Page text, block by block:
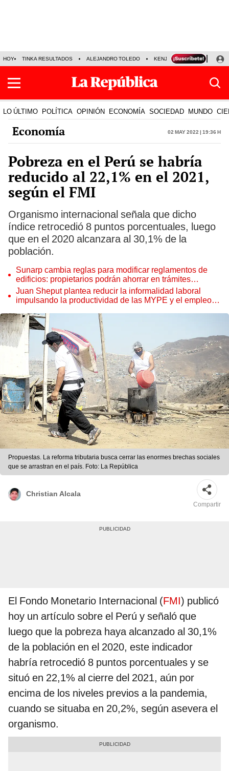
HOY TINKA RESULTADOS ALEJANDRO TOLEDO KENJI FUJIMORI
LO ÚLTIMO POLÍTICA OPINIÓN ECONOMÍA SOCIEDAD MUNDO
Economía 02 May 2022 | 19:36 h
Pobreza en el Perú se habría
reducido al 22,1% en el 2021,
según el FMI
Organismo internacional señala que dicho
índice retrocedió 8 puntos porcentuales, luego
que en el 2020 alcanzara al 30,1% de la
población.
Sunarp cambia reglas para modificar reglamentos de
edificios: propietarios podrán ahorrar en trámites
notariales
Juan Sheput plantea reducir la informalidad laboral
impulsando la productividad de las MYPE y el empleo
Propuestas. La reforma tributaria busca cerrar las enormes brechas sociales
que se arrastran en el país. Foto: La República
Christian Alcala
Compartir
El Fondo Monetario Internacional (FMI) publicó
hoy un artículo sobre el Perú y señaló que
luego que la pobreza haya alcanzado al 30,1%
de la población en el 2020, este indicador
habría retrocedió 8 puntos porcentuales y se
situó en 22,1% al cierre del 2021, aún por
encima de los niveles previos a la pandemia,
cuando se situaba en 20,2%, según asevera el
organismo.